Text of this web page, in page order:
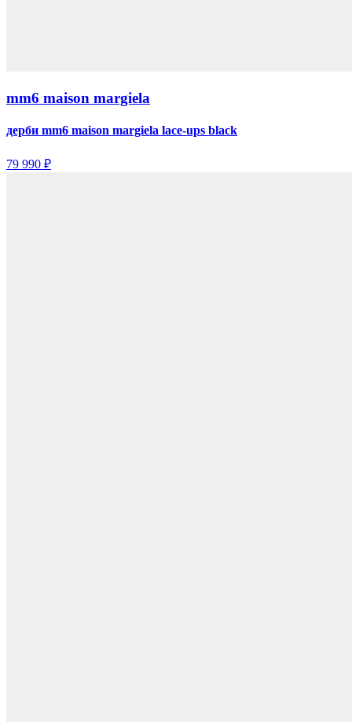
mm6 maison margiela
дерби mm6 maison margiela lace-ups black
79 990 ₽